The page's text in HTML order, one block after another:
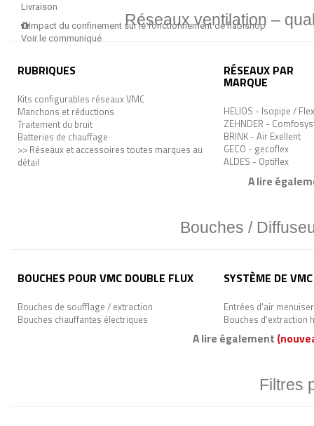
Réseaux ventilation –
RUBRIQUES
Kits configurables réseaux VMC
Manchons et réductions
Traitement du bruit
Batteries de chauffage
>> Réseaux et accessoires toutes marques au
détail
RÉSEAUX PAR
MARQUE
HELIOS - Isopipe /
ZEHNDER -
BRINK - Air Exellent
GECO - gecoflex
ALDES - Optiflex
A lire
Bouches /
BOUCHES POUR VMC DOUBLE FLUX
Bouches de soufflage / extraction
Bouches chauffantes électriques
SYSTÈME DE
Entrées d'air
Bouches d'extraction
A lire également
Filtres
Livraison
Impact du confinement sur le fonctionnement de fiabishop
Voir le communiqué